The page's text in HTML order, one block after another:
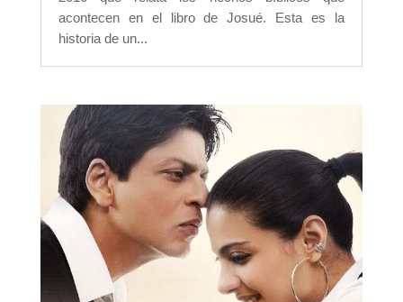
acontecen en el libro de Josué. Esta es la
historia de un...